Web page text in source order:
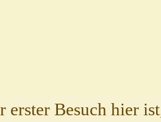
erster Besuch hier